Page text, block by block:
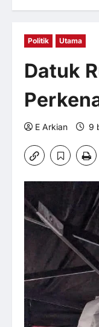
Politik Utama
Datuk
E Arkian 9